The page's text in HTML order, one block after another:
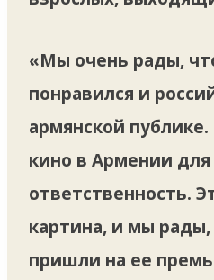
«Мы очень рады,
понравился и
армянской
кино в Армении для
ответственность.
картина, и мы
пришли на ее